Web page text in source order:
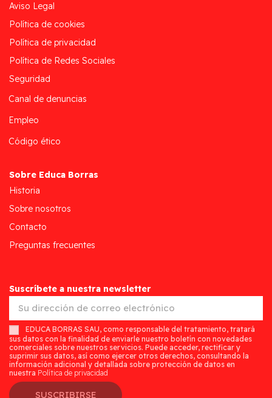
Aviso Legal
Política de cookies
Política de privacidad
Política de Redes Sociales
Seguridad
Canal de denuncias
Empleo
Código ético
Sobre Educa Borras
Historia
Sobre nosotros
Contacto
Preguntas frecuentes
Suscríbete a nuestra newsletter
EDUCA BORRAS SAU, como responsable del tratamiento, tratará
sus datos con la finalidad de enviarle nuestro boletín con novedades
comerciales sobre nuestros servicios. Puede acceder, rectificar y
suprimir sus datos, así como ejercer otros derechos, consultando la
información adicional y detallada sobre protección de datos en
nuestra Política de privacidad
SUSCRIBIRSE